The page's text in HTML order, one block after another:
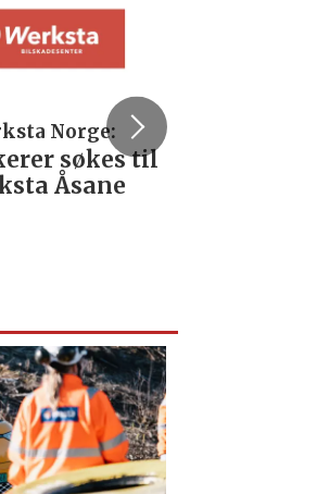
Norge:
søkes til
Åsane